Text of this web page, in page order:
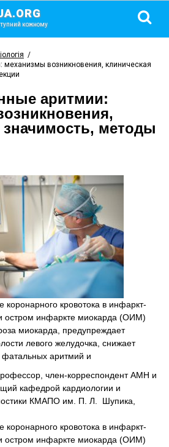
кожному
/
механизмы возникновения, клиническая
аритмии:
значимость, методы
коронарного кровотока в инфаркт-
остром инфаркте миокарда (ОИМ)
миокарда, предупреждает
левого желудочка, снижает
фатальных аритмий и
член-корреспондент АМН и
кафедрой кардиологии и
КМАПО им. П. Л. Шупика,
коронарного кровотока в инфаркт-
остром инфаркте миокарда (ОИМ)